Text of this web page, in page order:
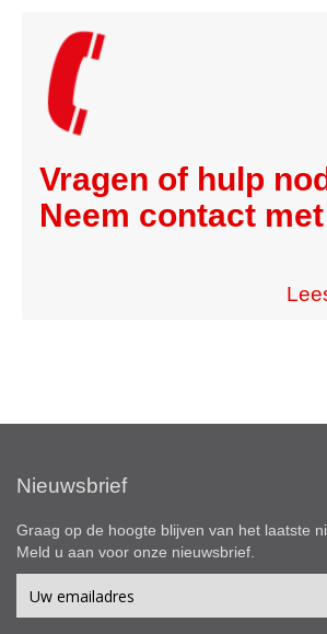
Vragen of hulp
Neem contact
Nieuwsbrief
Graag op de hoogte blijven van het laatste
Meld u aan voor onze nieuwsbrief.